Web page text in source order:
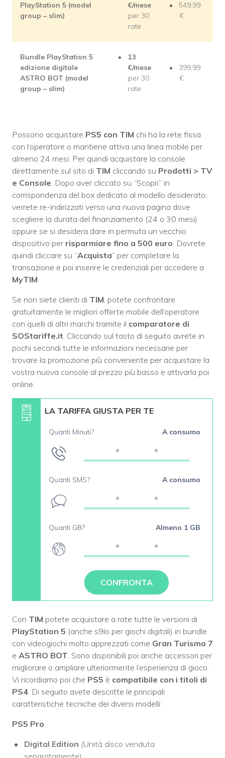
PlayStation 5 (model
group – slim)
€/mese
per 30
rate
549,99
€
Bundle PlayStation 5
edizione digitale
ASTRO BOT (model
group – slim)
13
€/mese
per 30
rate
399,99
€
Possono acquistare PS5 con TIM chi ha la rete fissa
con l’operatore o mantiene attiva una linea mobile per
almeno 24 mesi. Per quindi acquistare la console
direttamente sul sito di TIM cliccando su Prodotti > TV
e Console. Dopo aver cliccato su “Scopri” in
corrispondenza del box dedicato al modello desiderato,
verrete re-indirizzati verso una nuova pagina dove
scegliere la durata del finanziamento (24 o 30 mesi)
oppure se si desidera dare in permuta un vecchio
dispositivo per risparmiare fino a 500 euro. Dovrete
quindi cliccare su “Acquista” per completare la
transazione e poi inserire le credenziali per accedere a
MyTIM.
Se non siete clienti di TIM, potete confrontare
gratuitamente le migliori offerte mobile dell’operatore
con quelli di altri marchi tramite il comparatore di
SOStariffe.it. Cliccando sul tasto di seguito avrete in
pochi secondi tutte le informazioni necessarie per
trovare la promozione più conveniente per acquistare la
vostra nuova console al prezzo più basso e attivarla poi
online.
LA TARIFFA GIUSTA PER TE
Quanti Minuti? A consumo
Quanti SMS? A consumo
Quanti GB? Almeno 1 GB
CONFRONTA
Con TIM potete acquistare a rate tutte le versioni di
PlayStation 5 (anche s9lo per giochi digitali) in bundle
con videogiochi molto apprezzati come Gran Turismo 7
e ASTRO BOT. Sono disponibili poi anche accessori per
migliorare o ampliare ulteriormente l’esperienza di gioco.
Vi ricordiamo poi che PS5 è compatibile con i titoli di
PS4. Di seguito avete descritte le principali
caratteristiche tecniche dei diversi modelli:
PS5 Pro
Digital Edition (Unità disco venduta